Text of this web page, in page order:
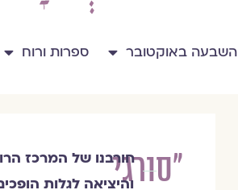
השבעה באוקטובר ספרות ורוח
"סורגי
אפרתחורבנו של המרכז
והיציאה לגלות